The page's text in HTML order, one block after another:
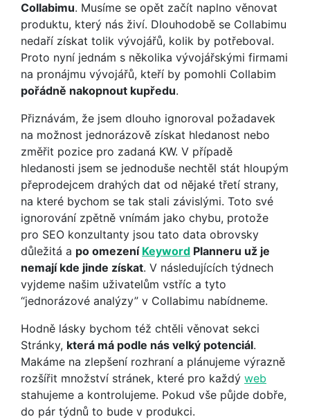
Collabimu. Musíme se opět začít naplno věnovat
produktu, který nás živí. Dlouhodobě se Collabimu
nedaří získat tolik vývojářů, kolik by potřeboval.
Proto nyní jednám s několika vývojářskými firmami
na pronájmu vývojářů, kteří by pomohli Collabim
pořádně nakopnout kupředu.
Přiznávám, že jsem dlouho ignoroval požadavek
na možnost jednorázově získat hledanost nebo
změřit pozice pro zadaná KW. V případě
hledanosti jsem se jednoduše nechtěl stát hloupým
přeprodejcem drahých dat od nějaké třetí strany,
na které bychom se tak stali závislými. Toto své
ignorování zpětně vnímám jako chybu, protože
pro SEO konzultanty jsou tato data obrovsky
důležitá a po omezení Keyword Planneru už je
nemají kde jinde získat. V následujících týdnech
vyjdeme našim uživatelům vstříc a tyto
“jednorázové analýzy” v Collabimu nabídneme.
Hodně lásky bychom též chtěli věnovat sekci
Stránky, která má podle nás velký potenciál.
Makáme na zlepšení rozhraní a plánujeme výrazně
rozšířit množství stránek, které pro každý web
stahujeme a kontrolujeme. Pokud vše půjde dobře,
do pár týdnů to bude v produkci.